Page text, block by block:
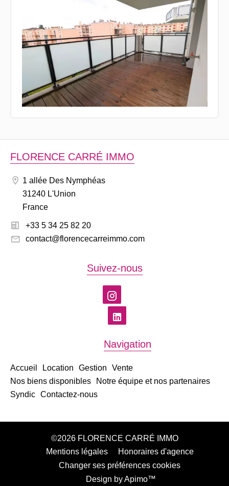
FLORENCE CARRÉ IMMO
1 allée Des Nymphéas
31240 L'Union
France
+33 5 34 25 82 20
contact@florencecarreimmo.com
Suivez-nous
Navigation
Accueil Location Gestion
Vente
Nos biens disponibles
Notre équipe et nos partenaires
Syndic Contactez-nous
©2026 FLORENCE CARRÉ IMMO
Mentions légales
Honoraires d'agence
Changer ses préférences cookies
Design byApimo™